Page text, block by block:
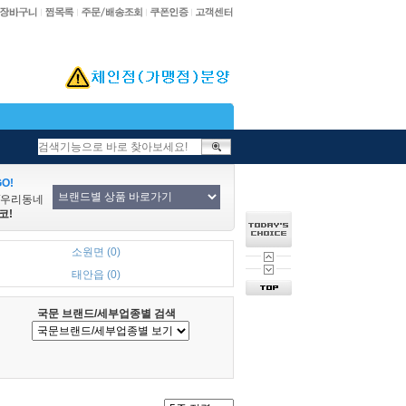
리동네
!
소원면 (0)
태안읍 (0)
국문 브랜드/세부업종별 검색